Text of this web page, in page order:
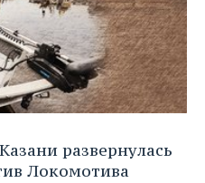
развернулась
Локомотива